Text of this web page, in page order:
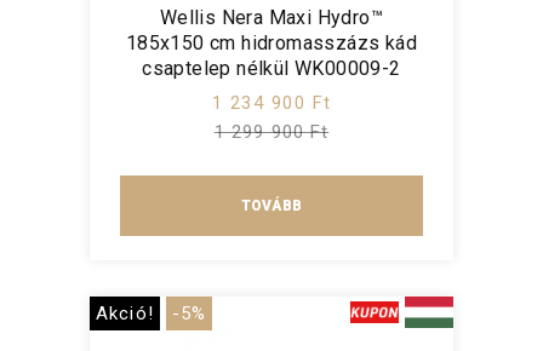
Wellis Nera Maxi Hydro™
185x150 cm hidromasszázs kád
csaptelep nélkül WK00009-2
1 234 900 Ft
1 299 900 Ft
TOVÁBB
Akció! -5%